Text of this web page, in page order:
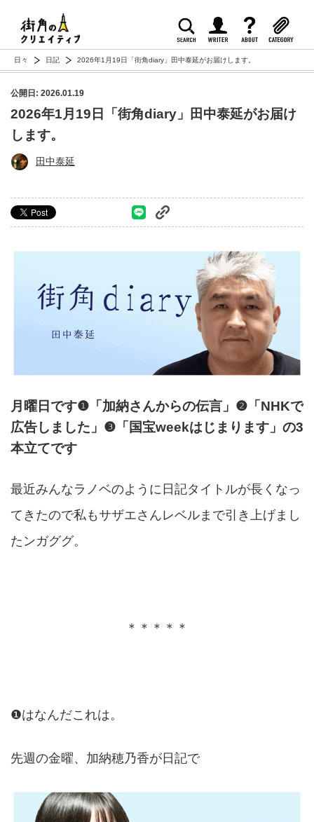
日々 日記 2026年1月19日「街角diary」田中泰延がお届けします。
公開日: 2026.01.19
2026年1月19日「街角diary」田中泰延がお届け
します。
田中泰延
月曜日です❶「加納さんからの伝言」❷「NHKで
広告しました」❸「国宝weekはじまります」の3
本立てです
最近みんなラノベのように日記タイトルが長くなっ
てきたので私もサザエさんレベルまで引き上げまし
たンガググ。
＊＊＊＊＊
❶はなんだこれは。
先週の金曜、加納穂乃香が日記で